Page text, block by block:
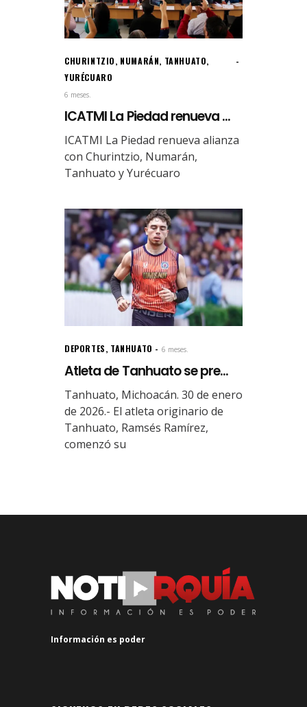
CHURINTZIO, NUMARÁN, TANHUATO,
YURÉCUARO
6 meses.
ICATMI La Piedad renueva ...
ICATMI La Piedad renueva alianza
con Churintzio, Numarán,
Tanhuato y Yurécuaro
DEPORTES, TANHUATO 6 meses.
Atleta de Tanhuato se pre...
Tanhuato, Michoacán. 30 de enero
de 2026.- El atleta originario de
Tanhuato, Ramsés Ramírez,
comenzó su
Información es poder